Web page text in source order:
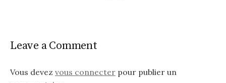
Leave a Comment
Vous devez vous connecter pour publier un